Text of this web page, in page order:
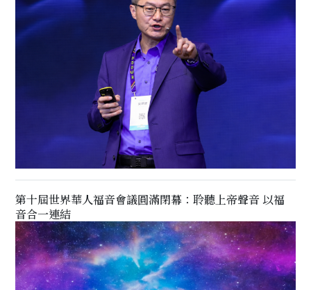
第十屆世界華人福音會議圓滿閉幕：聆聽上帝聲音 以福
音合一連結